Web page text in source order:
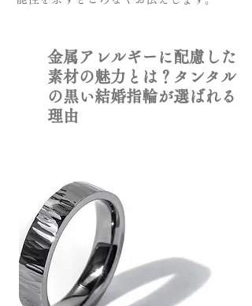
金属アレルギーに配慮した
素材の魅力とは？タンタル
の黒い結婚指輪が選ばれる
理由